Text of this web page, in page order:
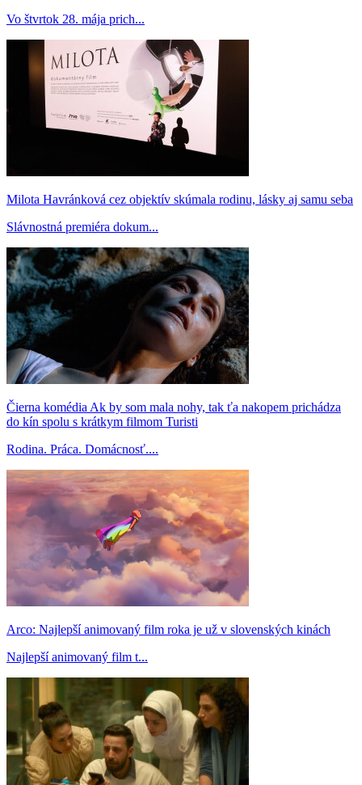
Vo štvrtok 28. mája prich...
Milota Havránková cez objektív skúmala rodinu, lásky aj samu seba
Slávnostná premiéra dokum...
Čierna komédia Ak by som mala nohy, tak ťa nakopem prichádza
do kín spolu s krátkym filmom Turisti
Rodina. Práca. Domácnosť....
Arco: Najlepší animovaný film roka je už v slovenských kinách
Najlepší animovaný film t...